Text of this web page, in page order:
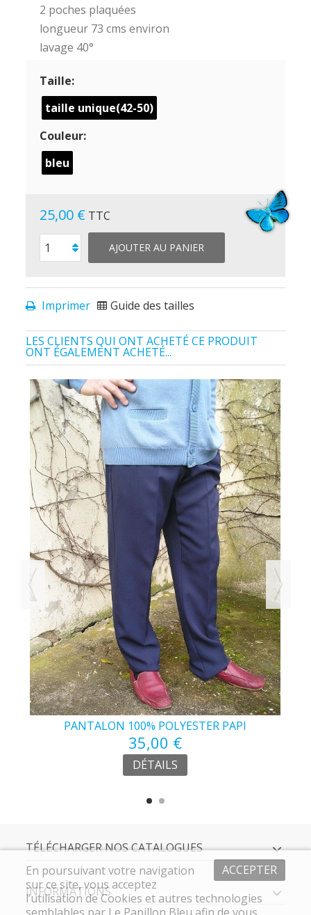
2 poches plaquées
longueur 73 cms environ
lavage 40°
Taille:
taille unique(42-50)
Couleur:
bleu
25,00 € TTC
AJOUTER AU PANIER
Imprimer Guide des tailles
LES CLIENTS QUI ONT ACHETÉ CE PRODUIT
ONT ÉGALEMENT ACHETÉ...
PANTALON 100% POLYESTER PAPI
35,00 €
DÉTAILS
TÉLÉCHARGER NOS CATALOGUES
INFORMATIONS
ACCEPTER
En poursuivant votre navigation
sur ce site, vous acceptez
l’utilisation de Cookies et autres technologies